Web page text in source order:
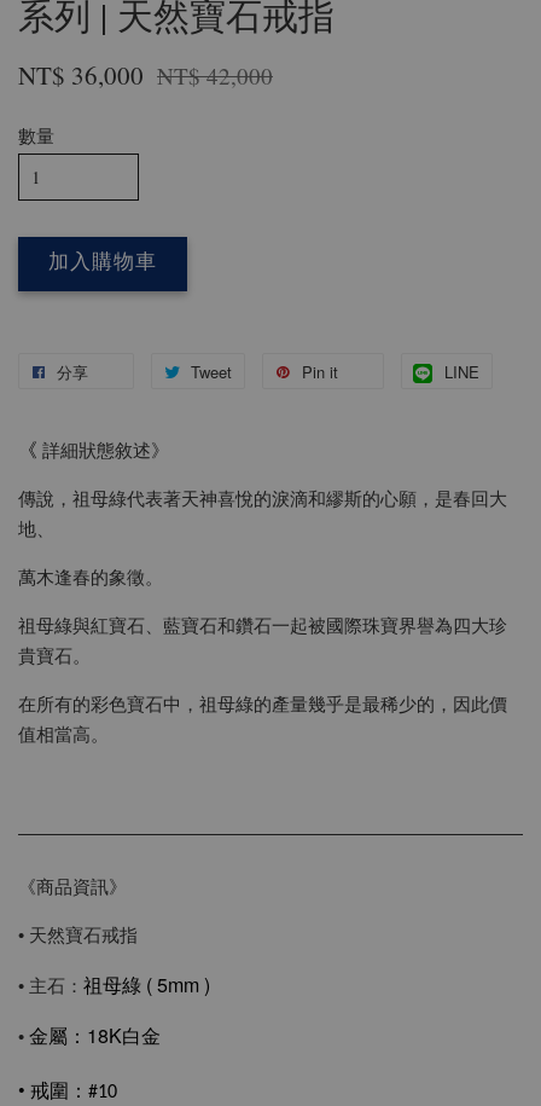
系列 | 天然寶石戒指
NT$ 36,000 NT$ 42,000
數量
加入購物車
分享 Tweet Pin it LINE
《 詳細狀態敘述》
傳說，祖母綠代表著天神喜悅的淚滴和繆斯的心願，是春回大
地、
萬木逢春的象徵。
祖母綠與紅寶石、藍寶石和鑽石一起被國際珠寶界譽為四大珍
貴寶石。
在所有的彩色寶石中，祖母綠的產量幾乎是最稀少的，因此價
值相當高。
《商品資訊》
• 天然寶石戒指
• 主石： 祖母綠 ( 5mm )
• 金屬： 18K白金
• 戒圍：#10